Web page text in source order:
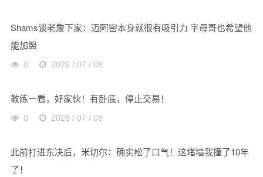
Shams谈老詹下家：迈阿密本身就很有吸引力 字母哥也希望他
能加盟
0 2026 / 07 / 08
教练一看，好家伙！有卧底，停止交易！
0 2026 / 07 / 08
此前打进东决后，米切尔：确实松了口气！这堵墙我撞了10年
了！